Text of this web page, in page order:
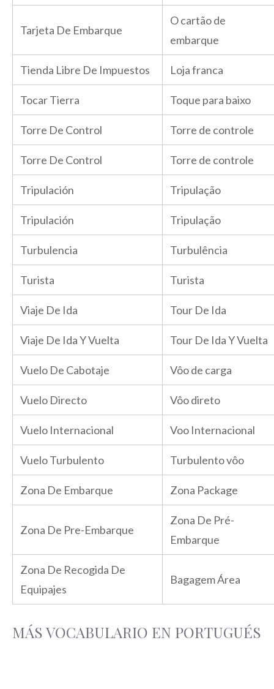
Tarjeta De Embarque
O cartão de
embarque
Tienda Libre De Impuestos Loja franca
Tocar Tierra Toque para baixo
Torre De Control Torre de controle
Torre De Control Torre de controle
Tripulación Tripulação
Tripulación Tripulação
Turbulencia Turbulência
Turista Turista
Viaje De Ida Tour De Ida
Viaje De Ida Y Vuelta Tour De Ida Y Vuelta
Vuelo De Cabotaje Vôo de carga
Vuelo Directo Vôo direto
Vuelo Internacional Voo Internacional
Vuelo Turbulento Turbulento vôo
Zona De Embarque Zona Package
Zona De Pre-Embarque
Zona De Pré-
Embarque
Zona De Recogida De
Equipajes
Bagagem Área
MÁS VOCABULARIO EN PORTUGUÉS